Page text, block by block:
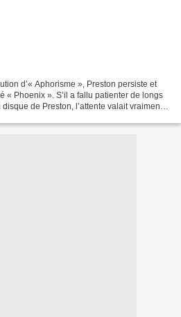
d’« Aphorisme », Preston persiste et
« Phoenix ». S’il a fallu patienter de longs
de Preston, l’attente valait vraiment